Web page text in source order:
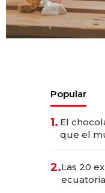
Popular
1. El
que el
2.Las 20